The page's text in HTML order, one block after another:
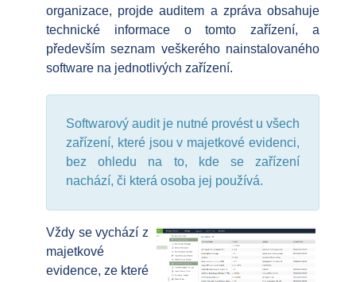
organizace, projde auditem a zpráva obsahuje
technické informace o tomto zařízení, a
především seznam veškerého nainstalovaného
software na jednotlivých zařízení.
Softwarový audit je nutné provést u všech
zařízení, které jsou v majetkové evidenci,
bez ohledu na to, kde se zařízení
nachází, či která osoba jej používá.
Vždy se vychází z
majetkové
evidence, ze které